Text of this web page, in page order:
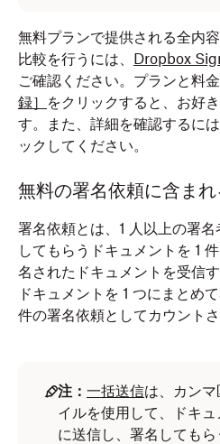
無料プランで提供される全内
比較を行うには、 Dropbox
ご確認ください。プランと料
録］ をクリックすると、お好
す。また、詳細を確認するには
ックしてください。
無料の署名依頼に含まれ
署名依頼とは、1 人以上の署
してもらうドキュメントを 1
名されたドキュメントを受信
ドキュメントを 1 つにまとめ
件の署名依頼としてカウントさ
注： 一括送信は、カン
イルを使用して、ドキ
に送信し、署名しても